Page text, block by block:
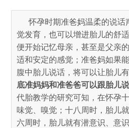
怀孕时期准爸妈温柔的说
觉发育，也可以增进胎儿的舒
便开始记忆母亲，甚至是父亲
适和安定的感觉；准爸妈如果
腹中胎儿说话，将可以让胎儿有
底准妈妈和准爸爸可以跟胎儿
代胎教学的研究可知，在怀孕
味觉、嗅觉；十八周时，胎儿
六周时，胎儿就有潜意识、意